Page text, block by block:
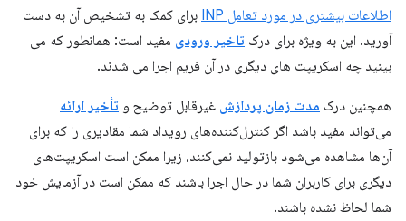
اطلاعات بیشتری در مورد تعامل INP
برای کمک به تشخیص آن به دست
آورید. این به ویژه برای درک تاخیر ورودی مفید است: همانطور که می
بینید چه اسکریپت های دیگری در آن فریم اجرا می شدند.
همچنین درک مدت زمان پردازش غیرقابل توضیح و تأخیر ارائه
می‌تواند مفید باشد اگر کنترل‌کننده‌های رویداد شما مقادیری را که برای
آن‌ها مشاهده می‌شود بازتولید نمی‌کنند، زیرا ممکن است اسکریپت‌های
دیگری برای کاربران شما در حال اجرا باشند که ممکن است در آزمایش خود
شما لحاظ نشده باشند.